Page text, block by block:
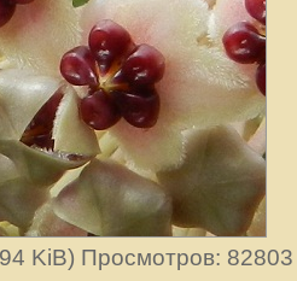
KiB) Просмотров: 82803